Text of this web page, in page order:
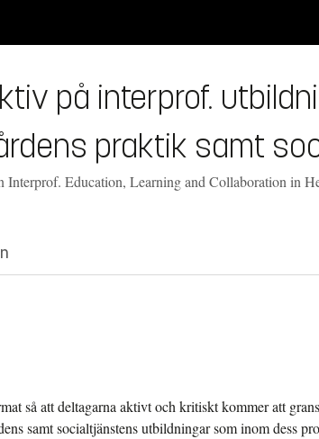
på interprof.
praktik samt
Interprof. Education, Learning and Collaboration in
så att deltagarna aktivt och kritiskt kommer att
samt socialtjänstens utbildningar som inom dess